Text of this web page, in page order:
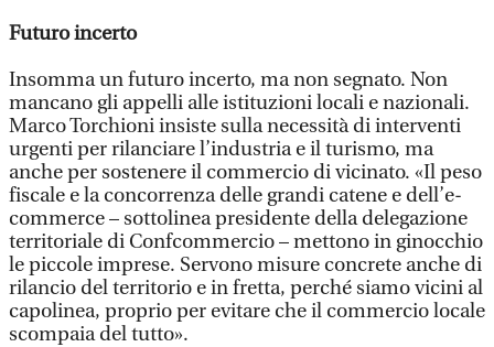
Futuro incerto
Insomma un futuro incerto, ma non segnato. Non
mancano gli appelli alle istituzioni locali e nazionali.
Marco Torchioni insiste sulla necessità di interventi
urgenti per rilanciare l’industria e il turismo, ma
anche per sostenere il commercio di vicinato. «Il peso
fiscale e la concorrenza delle grandi catene e dell’e-
commerce – sottolinea presidente della delegazione
territoriale di Confcommercio – mettono in ginocchio
le piccole imprese. Servono misure concrete anche di
rilancio del territorio e in fretta, perché siamo vicini al
capolinea, proprio per evitare che il commercio locale
scompaia del tutto».